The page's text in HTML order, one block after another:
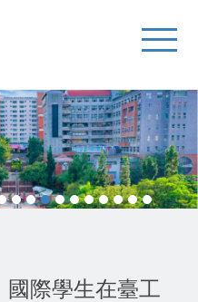
國際學生在臺工